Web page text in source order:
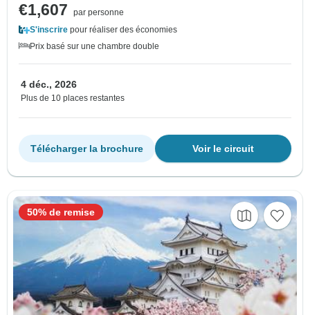
€1,607
par personne
S'inscrire pour réaliser des économies
Prix basé sur une chambre double
4 déc., 2026
Plus de 10 places restantes
Voir le circuit
Télécharger la brochure
50% de remise